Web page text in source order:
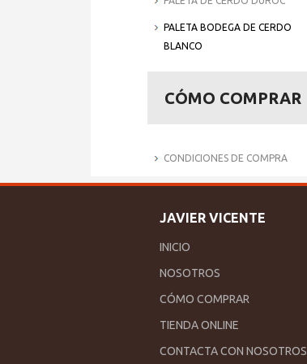
PALETA BODEGA DE CERDO
BLANCO
CÓMO COMPRAR
CONDICIONES DE COMPRA
JAVIER VICENTE
INICIO
NOSOTROS
CÓMO COMPRAR
TIENDA ONLINE
CONTACTA CON NOSOTROS